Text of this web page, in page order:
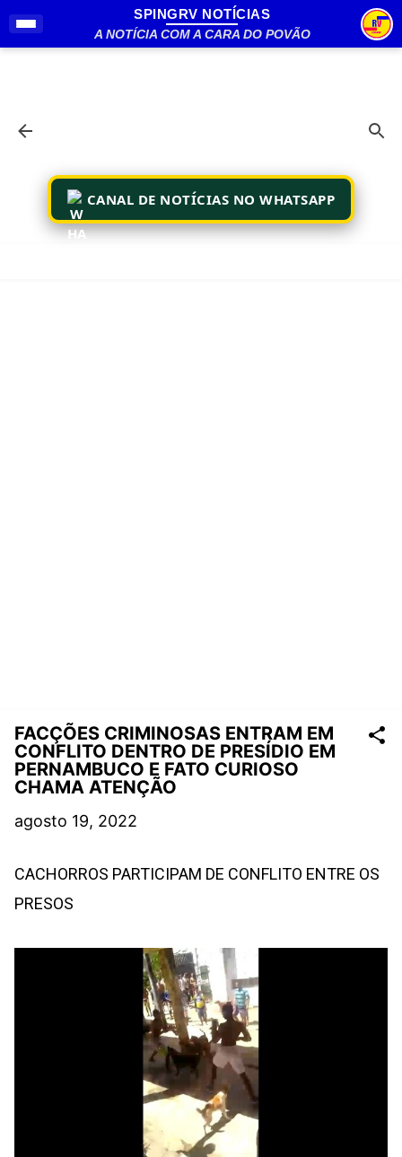
Pular para o conteúdo principal
SPINGRV NOTÍCIAS
A NOTÍCIA COM A CARA DO POVÃO
CANAL DE NOTÍCIAS NO WHATSAPP
FACÇÕES CRIMINOSAS ENTRAM EM
CONFLITO DENTRO DE PRESÍDIO EM
PERNAMBUCO E FATO CURIOSO
CHAMA ATENÇÃO
agosto 19, 2022
CACHORROS PARTICIPAM DE CONFLITO ENTRE OS
PRESOS